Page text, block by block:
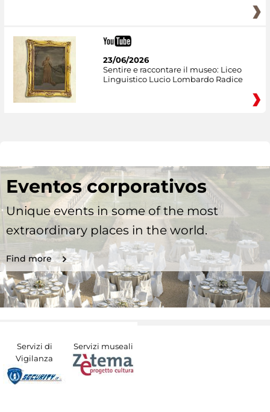
23/06/2026
Sentire e raccontare il museo: Liceo
Linguistico Lucio Lombardo Radice
Eventos corporativos
Unique events in some of the most
extraordinary places in the world.
Find more
Servizi di
Vigilanza
Servizi museali